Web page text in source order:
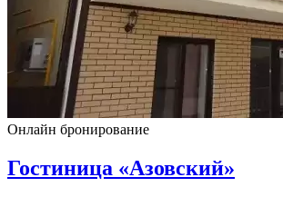
Онлайн бронирование
Гостиница «Азовский»